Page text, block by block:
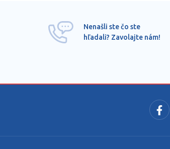
Nenašli ste čo ste
hľadali? Zavolajte nám!